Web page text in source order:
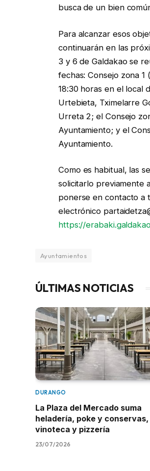
busca de un bien
Para alcanzar esos
continuarán en las
3 y 6 de Galdakao se
fechas: Consejo zona
18:30 horas en el local
Urtebieta, Tximelarre
Urreta 2; el Consejo
Ayuntamiento; y el
Ayuntamiento.
Como es habitual, las
solicitarlo previamente
ponerse en contacto a
electrónico
https://
Ayuntamientos
ÚLTIMAS NOTICIAS
DURANGO
La Plaza del Mercado suma
heladería, poke y conservas,
vinoteca y pizzería
23/07/2026